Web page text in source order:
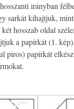
irányban
sarkát kihajtjuk,
hosszab oldal
a papírkát (1.
piros) papírkát